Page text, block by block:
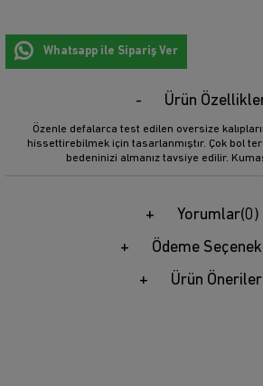
Whatsapp ile Sipariş Ver
Ürün
Özenle defalarca test edilen oversize
hissettirebilmek için tasarlanmıştır. Çok bol
bedeninizi almanız tavsiye edilir.
Yorumlar(0)
Ödeme
Ürün